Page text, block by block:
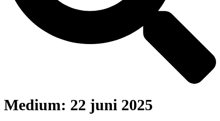
Medium: 22 juni 2025